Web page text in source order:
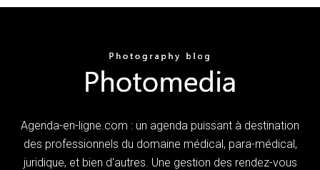
Agenda-en-ligne.com : un agenda puissant à destination
des professionnels du domaine médical, para-médical,
juridique, et bien d'autres. Une gestion des rendez-vous